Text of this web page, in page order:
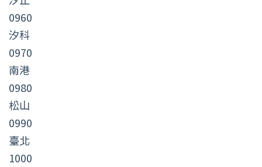
0960
汐科
0970
南港
0980
松山
0990
臺北
1000